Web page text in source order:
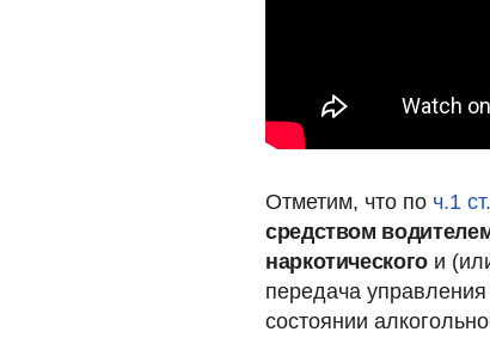
Отметим, что по ч.1
средством
наркотическогои
передача
состоянии